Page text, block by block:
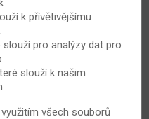
být pro psoriázu
správně.
k přívětivějšímu
pro analýzy dat pro
slouží k našim
využitím všech souborů